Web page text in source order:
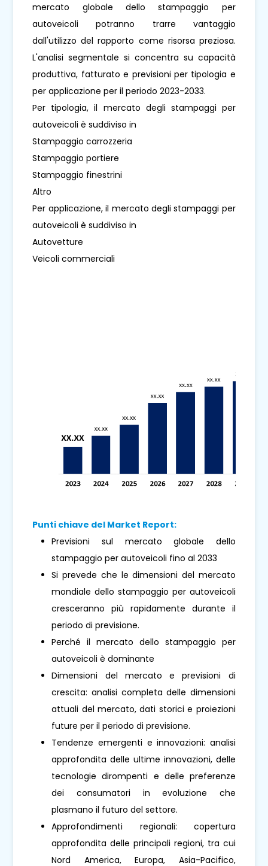
mercato globale dello stampaggio per
autoveicoli potranno trarre vantaggio
dall'utilizzo del rapporto come risorsa preziosa.
L'analisi segmentale si concentra su capacità
produttiva, fatturato e previsioni per tipologia e
per applicazione per il periodo 2023-2033.
Per tipologia, il mercato degli stampaggi per
autoveicoli è suddiviso in
Stampaggio carrozzeria
Stampaggio portiere
Stampaggio finestrini
Altro
Per applicazione, il mercato degli stampaggi per
autoveicoli è suddiviso in
Autovetture
Veicoli commerciali
Punti chiave del Market Report:
Previsioni sul mercato globale dello
stampaggio per autoveicoli fino al 2033
Si prevede che le dimensioni del mercato
mondiale dello stampaggio per autoveicoli
cresceranno più rapidamente durante il
periodo di previsione.
Perché il mercato dello stampaggio per
autoveicoli è dominante
Dimensioni del mercato e previsioni di
crescita: analisi completa delle dimensioni
attuali del mercato, dati storici e proiezioni
future per il periodo di previsione.
Tendenze emergenti e innovazioni: analisi
approfondita delle ultime innovazioni, delle
tecnologie dirompenti e delle preferenze
dei consumatori in evoluzione che
plasmano il futuro del settore.
Approfondimenti regionali: copertura
approfondita delle principali regioni, tra cui
Nord America, Europa, Asia-Pacifico,